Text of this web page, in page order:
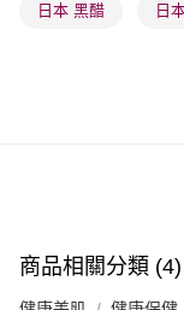
日本 黑醋 日
商品相關分類 (4)